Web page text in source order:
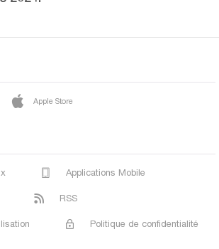
Apple Store
Applications Mobile
RSS
Politique de confidentialité